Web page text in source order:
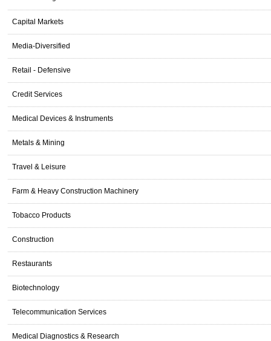
Capital Markets
Media-Diversified
Retail - Defensive
Credit Services
Medical Devices & Instruments
Metals & Mining
Travel & Leisure
Farm & Heavy Construction Machinery
Tobacco Products
Construction
Restaurants
Biotechnology
Telecommunication Services
Medical Diagnostics & Research